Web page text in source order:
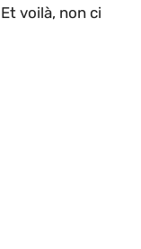
Et voilà, non ci